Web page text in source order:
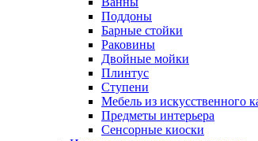
Поддоны
Барные стойки
Раковины
Двойные мойки
Плинтус
Ступени
Мебель из искусственного
Предметы интерьера
Сенсорные киоски